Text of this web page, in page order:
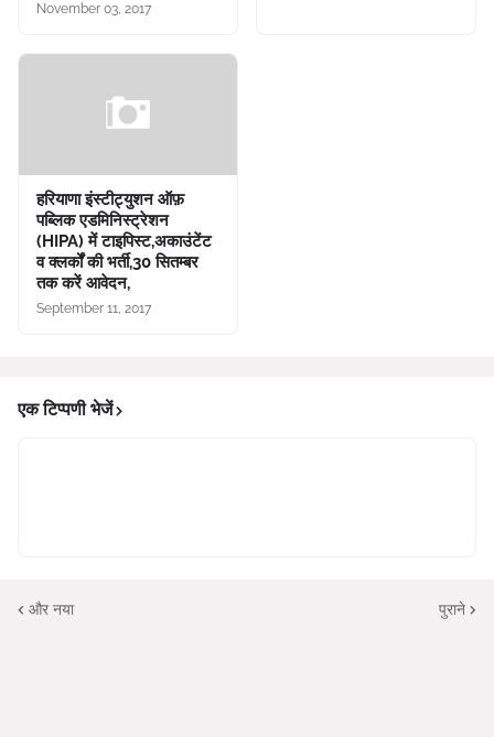
November 03, 2017
हरियाणा इंस्टीट्युशन ऑफ़
पब्लिक एडमिनिस्ट्रेशन
(HIPA) में टाइपिस्ट,अकाउंटेंट
व क्लर्कों की भर्ती,30 सितम्बर
तक करें आवेदन,
September 11, 2017
एक टिप्पणी भेजें
और नया पुराने